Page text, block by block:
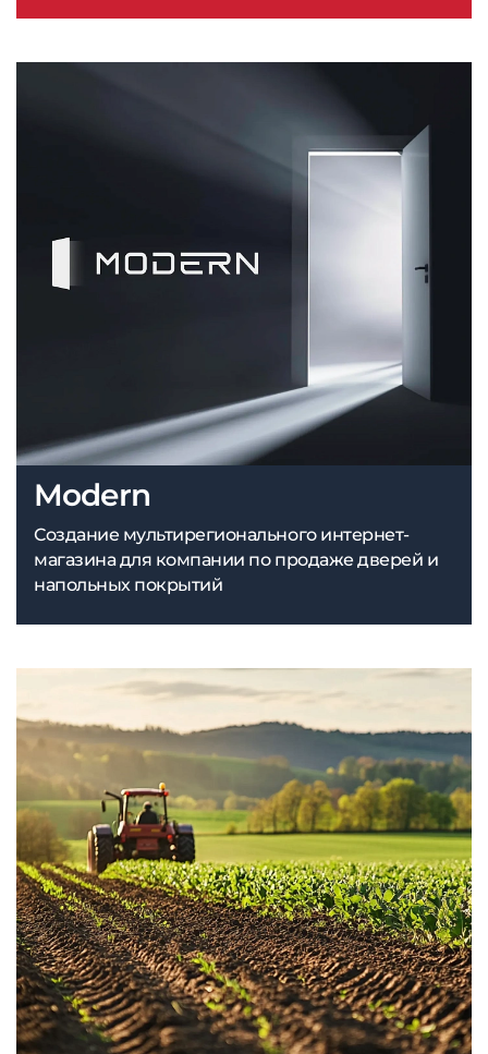
Modern
Создание мультирегионального интернет-
магазина для компании по продаже дверей и
напольных покрытий